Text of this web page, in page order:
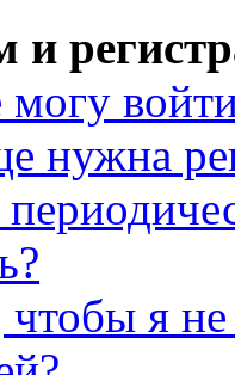
и
нужна
чтобы я